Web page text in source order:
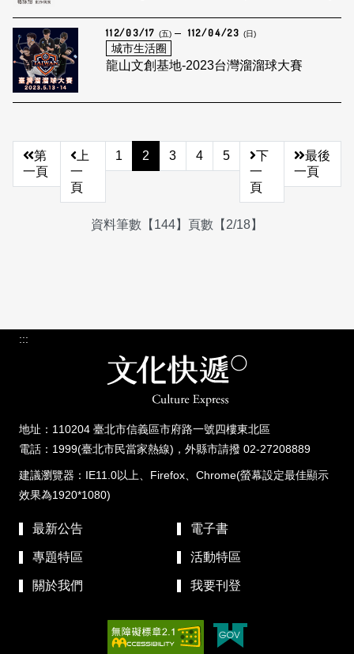
112/03/17 (五) 112/04/23 (日)
城市生活圈
龍山文創基地-2023台灣溜溜球大賽
第
一頁
上
一
頁
1 2 3 4 5
下
一
頁
最後
一頁
資料筆數【144】頁數【2/18】
:::
地址：110204 臺北市信義區市府路一號四樓東北區
電話：1999(臺北市民當家熱線)，外縣市請撥 02-27208889
建議瀏覽器：IE11.0以上、Firefox、Chrome(螢幕設定最佳顯示
效果為1920*1080)
最新公告 電子書
專題特區 活動特區
關於我們 我要刊登